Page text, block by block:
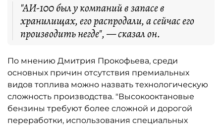
"АИ-100 был у компаний в запасе в
хранилищах, его распродали, а сейчас его
производить негде", — сказал он.
По мнению Дмитрия Прокофьева, среди
основных причин отсутствия премиальных
видов топлива можно назвать технологическую
сложность производства. "Высокооктановые
бензины требуют более сложной и дорогой
переработки, использования специальных